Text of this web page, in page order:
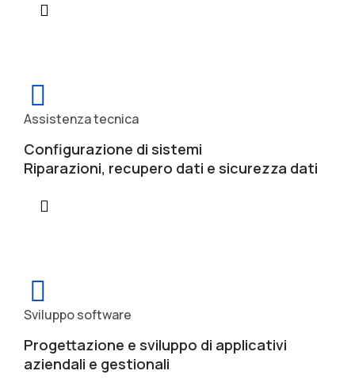
Assistenza tecnica
Configurazione di sistemi
Riparazioni, recupero dati e sicurezza dati
Sviluppo software
Progettazione e sviluppo di applicativi
aziendali e gestionali